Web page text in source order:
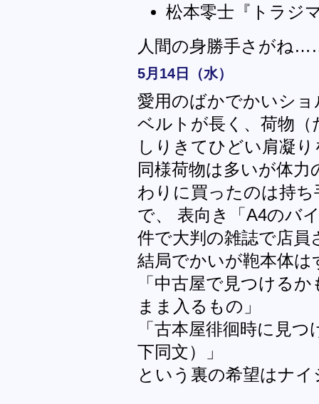
松本零士『トラジ
人間の身勝手さがね
5月14日（水）
愛用のばかでかいシ
ベルトが長く、荷物
しりきてひどい肩凝
同様荷物は多いが体
わりに買ったのは持
で、 表向き「A4のバ
件で大判の雑誌で店
結局でかいが鞄本体は
「中古屋で見つける
まま入るもの」
「古本屋徘徊時に見
下同文）」
という裏の希望はナ